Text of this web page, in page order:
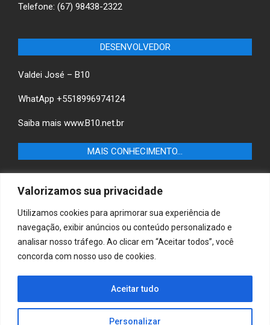
Valorizamos sua privacidade
Utilizamos cookies para aprimorar sua experiência de
navegação, exibir anúncios ou conteúdo personalizado e
analisar nosso tráfego. Ao clicar em “Aceitar todos”, você
concorda com nosso uso de cookies.
Personalizar
Aceitar tudo
Telefone: (67) 98438-2322
DESENVOLVEDOR
Valdei José – B10
WhatApp +5518996974124
Saiba mais www.B10.net.br
MAIS CONHECIMENTO…
Castilho-SP e descubra as melhores empresas e serviços
locais.
B10 Brasil – Informação e Poder
MAIS CONHECIMENTO…
Casa & Jardim – Descubra as melhores dicas e
inspirações para transformar sua casa e jardim em
ambientes acolhedores e funcionais.